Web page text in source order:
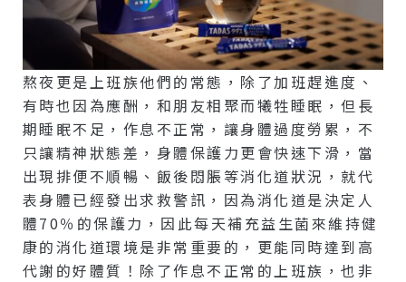
熬夜更是上班族他們的常態，除了加班趕進度、
有時也因為應酬，和朋友相聚而犧牲睡眠，但長
期睡眠不足，作息不正常，讓身體過度勞累，不
只讓精神狀態差，身體保護力更會快速下滑，當
出現排便不順暢、飯後悶脹等消化道狀況，就代
表身體已經發出求救警訊，因為消化道是決定人
體70％的保護力，因此每天補充益生菌來維持健
康的消化道環境是非常重要的，更能同時達到高
代謝的好體質！除了作息不正常的上班族，也非